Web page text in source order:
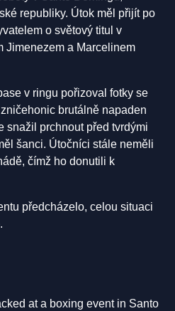
republiky. Útok měl přijít po
o světový titul v
Jimenezem a Marcelinem
v ringu pořizoval fotky se
brutálně napaden
snažil prchnout před tvrdými
šanci. Útočníci stále neměli
čímž ho donutili k
předcházelo, celou situaci
at a boxing event in Santo